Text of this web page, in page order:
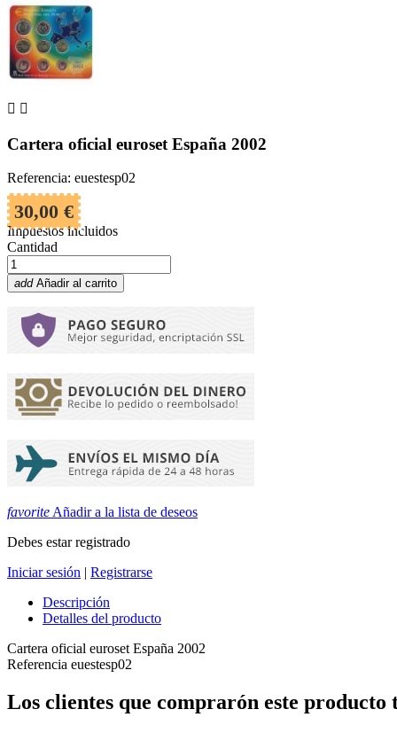
 
Cartera oficial euroset España 2002
Referencia: euestesp02
30,00 €
Impuestos incluidos
Cantidad
add Añadir al carrito
favoriteAñadir a la lista de deseos
Debes estar registrado
Iniciar sesión | Registrarse
Descripción
Detalles del producto
Cartera oficial euroset España 2002
Referencia euestesp02
Los clientes que comprarón este